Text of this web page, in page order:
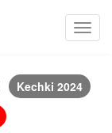
Kechki 2024